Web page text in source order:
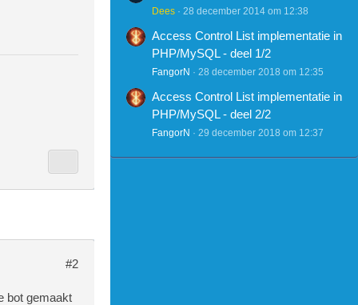
#2
bot gemaakt
Dees 28 december 2014 om 12:38
Access Control List implementatie in
PHP/MySQL - deel 1/2
FangorN 28 december 2018 om 12:35
Access Control List implementatie in
PHP/MySQL - deel 2/2
FangorN 29 december 2018 om 12:37